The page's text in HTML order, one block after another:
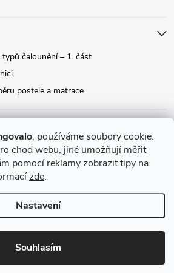
, používáme soubory cookie.
chod webu, jiné umožňují měřit
pomocí reklamy zobrazit tipy na
zde.
Nastavení
Souhlasím
čalounění – 1. část
postele a matrace
. Všechna práva vyhrazena.Upravit
nastavení cookies